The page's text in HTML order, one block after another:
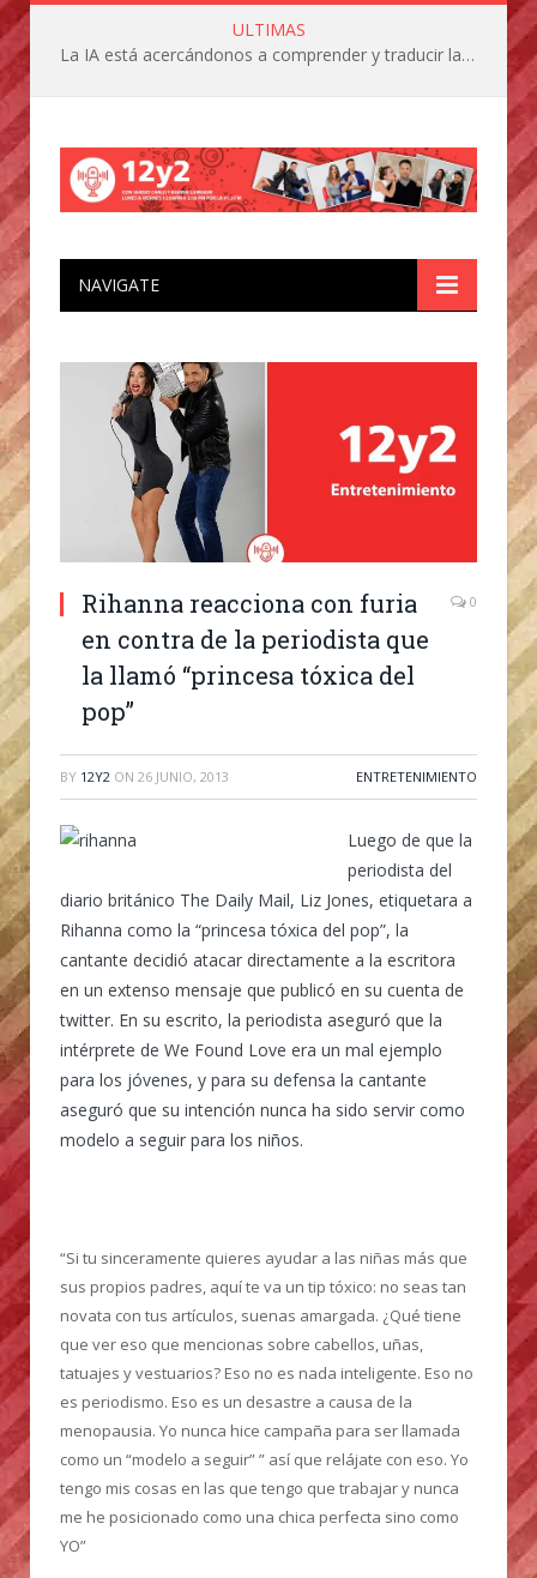
ULTIMAS
La IA está acercándonos a comprender y traducir las vocalizaciones y comportamientos de nuestras mascotas
NAVIGATE
Rihanna reacciona con furia
en contra de la periodista que
la llamó “princesa tóxica del
pop”
0
BY 12Y2 ON 26 JUNIO, 2013 ENTRETENIMIENTO
Luego de que la
periodista del
diario británico The Daily Mail, Liz Jones, etiquetara a
Rihanna como la “princesa tóxica del pop”, la
cantante decidió atacar directamente a la escritora
en un extenso mensaje que publicó en su cuenta de
twitter. En su escrito, la periodista aseguró que la
intérprete de We Found Love era un mal ejemplo
para los jóvenes, y para su defensa la cantante
aseguró que su intención nunca ha sido servir como
modelo a seguir para los niños.
“Si tu sinceramente quieres ayudar a las niñas más que
sus propios padres, aquí te va un tip tóxico: no seas tan
novata con tus artículos, suenas amargada. ¿Qué tiene
que ver eso que mencionas sobre cabellos, uñas,
tatuajes y vestuarios? Eso no es nada inteligente. Eso no
es periodismo. Eso es un desastre a causa de la
menopausia. Yo nunca hice campaña para ser llamada
como un “modelo a seguir” ” así que relájate con eso. Yo
tengo mis cosas en las que tengo que trabajar y nunca
me he posicionado como una chica perfecta sino como
YO”